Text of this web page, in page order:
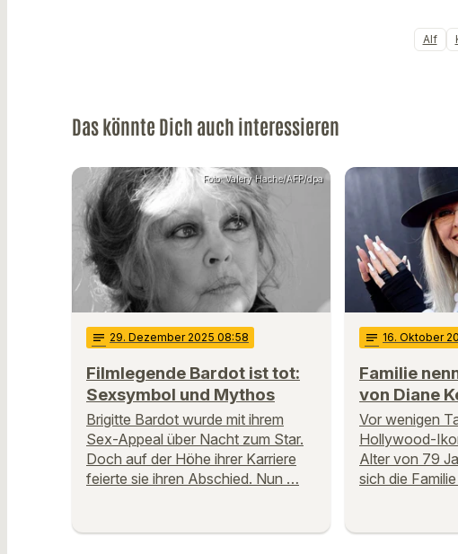
Alf
Das könnte Dich auch interessieren
Foto: Valery Hache/AFP/dpa
notes 29. Dezember 2025 08:58
Filmlegende Bardot ist tot:
Sexsymbol und Mythos
Brigitte Bardot wurde mit ihrem
Sex-Appeal über Nacht zum Star.
Doch auf der Höhe ihrer Karriere
feierte sie ihren Abschied. Nun …
notes 16. Oktober
Familie
von Diane
Vor wenigen
Hollywood-
Alter von 79
sich die